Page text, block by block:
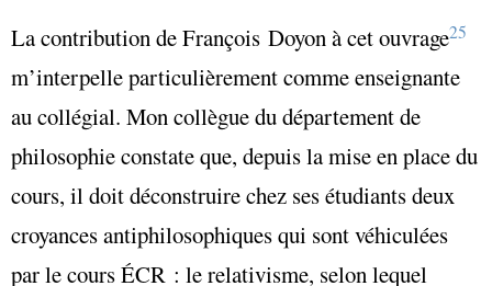
La contribution de François Doyon à cet ouvrage25
m’interpelle particulièrement comme enseignante
au collégial. Mon collègue du département de
philosophie constate que, depuis la mise en place du
cours, il doit déconstruire chez ses étudiants deux
croyances antiphilosophiques qui sont véhiculées
par le cours ÉCR : le relativisme, selon lequel